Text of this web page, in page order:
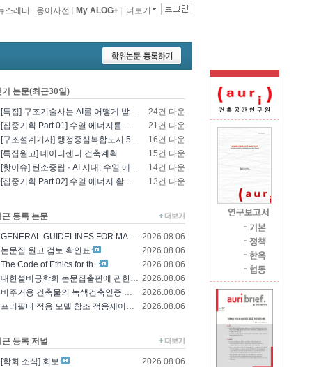
더보기
My ALOG+
용어사전
스레터
기 논문(최근30일)
[특집] 구조기술사는 AI를 어떻게 받아들일 것인가? - 영국구조기술사회의 AI 및 L..
24건 다운
[집중기획 Part 01] 수열 에너지를 이용한 건물 냉난방 및 데이터센터 냉각
21건 다운
[구조설계기사] 행정중심복합도시 5-1생활권 L5BL 공공주택 건설공사 모듈러 건축물 ..
16건 다운
[특집원고] 데이터센터 건축계획
15건 다운
[핫이슈] 탄소중립 · AI 시대, 수열 에너지 기술의 재조명과 고도화 방향
14건 다운
[집중기획 Part 02] 수열 에너지 활용 기술 및 수열 플랜트 적용
13건 다운
근 등록 논문
GENERAL GUIDELINES FOR MA.. 2026.08.06
논문집 원고 검토 확인표
2026.08.06
The Code of Ethics for th..
2026.08.06
대한설비공학회 논문집출판에 관한 윤리규정 2026.08.06
비주거용 건축물의 녹색건축인증 에너지 및 환경..
2026.08.06
프리필터 적용 모델 참조 적응제어에 의한 가변..
2026.08.06
근 등록 저널
[학회 소식] 회보
2026.08.06